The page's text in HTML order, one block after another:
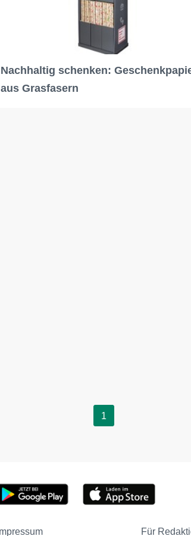
Nachhaltig schenken:
aus Grasfasern
1
Impressum Für